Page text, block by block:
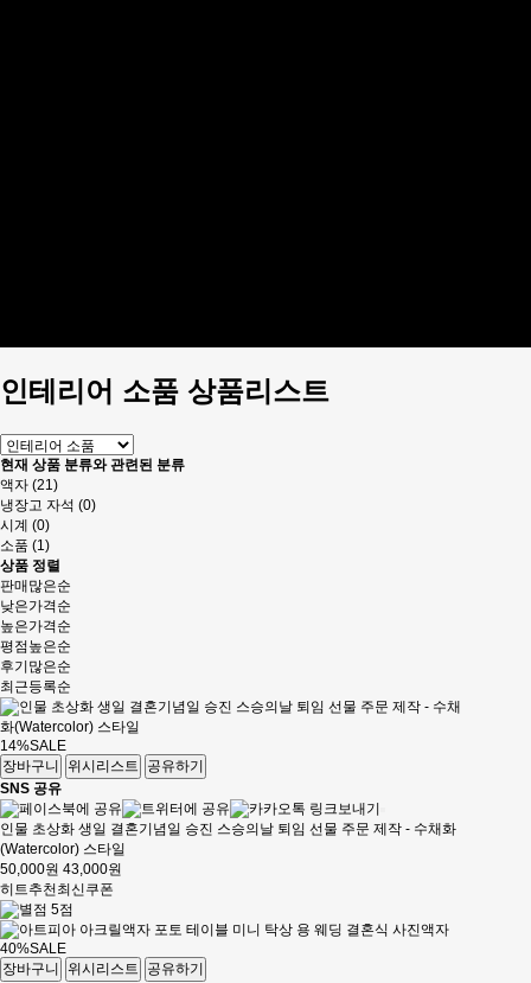
인테리어 소품 상품리스트
현재 상품 분류와 관련된 분류
액자 (21)
냉장고 자석 (0)
시계 (0)
소품 (1)
상품 정렬
판매많은순
낮은가격순
높은가격순
평점높은순
후기많은순
최근등록순
14%SALE
장바구니
위시리스트
공유하기
SNS 공유
인물 초상화 생일 결혼기념일 승진 스승의날 퇴임 선물 주문 제작 - 수채화
(Watercolor) 스타일
50,000원 43,000원
히트추천최신쿠폰
40%SALE
장바구니
위시리스트
공유하기